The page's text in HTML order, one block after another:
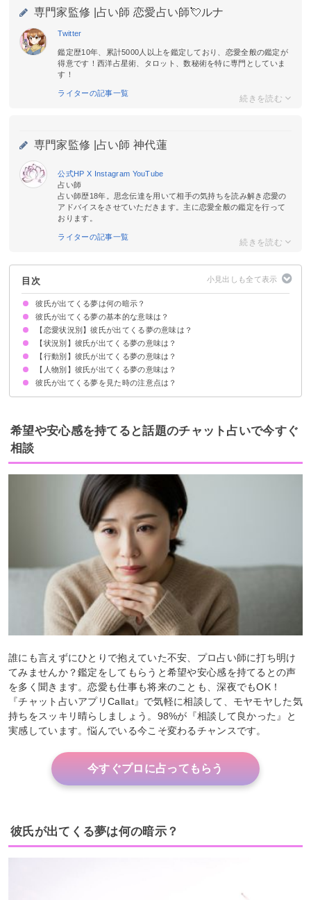
専門家監修 | 占い師 恋愛占い師💘ルナ
Twitter
鑑定歴10年、累計5000人以上を鑑定しており、恋愛全般の鑑定が
得意です！西洋占星術、タロット、数秘術を特に専門としていま
す！
ライターの記事一覧
専門家監修 | 占い師 神代蓮
公式HP X Instagram YouTube
占い師
占い師歴18年。思念伝達を用いて相手の気持ちを読み解き恋愛の
アドバイスをさせていただきます。主に恋愛全般の鑑定を行って
おります。
ライターの記事一覧
目次
彼氏が出てくる夢は何の暗示？
彼氏が出てくる夢の基本的な意味は？
現状の彼氏との関係性を暗示
状況によって意味が決まる
【恋愛状況別】彼氏が出てくる夢の意味は？
彼氏とデートする夢【警告夢】
彼氏ができる夢【吉夢】
彼氏に振られる夢【逆夢・吉夢・警告夢】
彼氏と別れる夢【警告夢】
彼氏が浮気する夢【警告夢】
彼氏が他の女と仲良くする夢【逆夢・吉夢】
彼氏とセックスする夢【警告夢・願望夢】
彼氏とキスする夢【警告夢】
彼氏にプロポーズされる夢【願望夢】
彼氏と結婚する夢【願望夢・吉夢・警告夢】
彼氏に甘える夢【願望夢】
彼氏に会えない夢【警告夢】
彼氏と仲直りする夢【吉夢・警告夢】
彼氏とイチャイチャする夢【警告夢】
彼氏と遠距離恋愛になる夢【吉夢】
彼氏とラブラブな夢【凶夢・逆夢】
【状況別】彼氏が出てくる夢の意味は？
彼氏と喧嘩する夢【逆夢・吉夢】
彼氏に怒られる夢【警告夢・願望夢】
彼氏が死ぬ夢【吉夢・警告夢】
彼氏が冷たい夢【警告夢】
彼氏を取られる夢【警告夢】
知らない人が彼氏の夢【吉夢・警告夢】
彼氏が怪我をする夢【逆夢・吉夢】
彼氏が泣いている夢【吉夢・警告夢】
彼氏が笑っている夢【警告夢・逆夢】
彼氏が芸能人になった夢【警告夢】
彼氏に無視される夢【逆夢・吉夢】
彼氏が刺される夢【吉夢】
彼氏が病気になる夢【警告夢】
彼氏に追いかけられる夢【願望夢】
彼氏が家に来る夢【吉夢・願望夢】
彼氏がいなくなる夢【警告夢】
【行動別】彼氏が出てくる夢の意味は？
彼氏を探す夢【警告夢】
彼氏と電話する夢【警告夢・願望夢】
彼氏とメールする夢【警告夢・願望夢】
彼氏と逃げる夢【警告夢】
彼氏を殺す夢【凶夢・警告夢】
彼氏と旅行に行く夢【吉夢・警告夢】
彼氏に怒る夢【逆夢・吉夢】
彼氏にプロポーズする夢【願望夢】
彼氏と赤ちゃんをあやす夢【吉夢】
【人物別】彼氏が出てくる夢の意味は？
彼氏の元カノが出てくる夢【警告夢】
彼氏の家族が出てくる夢【吉夢】
元彼が出てくる夢【願望夢・警告夢】
彼氏の子供が出てくる夢【吉夢】
彼氏が出てくる夢を見た時の注意点は？
吉夢なら話さず警告夢や凶夢は人に話す
希望や安心感を持てると話題のチャット占いで今すぐ
相談
誰にも言えずにひとりで抱えていた不安、プロ占い師に打ち明け
てみませんか？鑑定をしてもらうと希望や安心感を持てるとの声
を多く聞きます。恋愛も仕事も将来のことも、深夜でもOK！
『チャット占いアプリCallat』で気軽に相談して、モヤモヤした気
持ちをスッキリ晴らしましょう。98%が『相談して良かった』と
実感しています。悩んでいる今こそ変わるチャンスです。
今すぐプロに占ってもらう
彼氏が出てくる夢は何の暗示？